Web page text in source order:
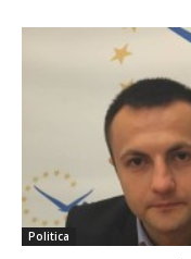
Politica